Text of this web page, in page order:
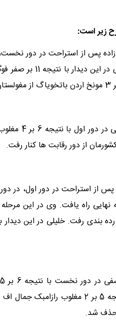
زیر است:
مرحله نیمه
در وزن
از دور رقابت ها کنار رفت.
یافت. وی در این مرحله با نتیجه
حذف شد.